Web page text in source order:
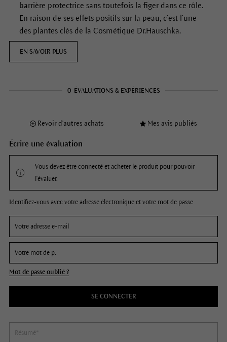
barrière protectrice sans toutefois la figer dans ce rôle.
En raison de ses effets positifs sur la peau, c’est l’une
des plantes clés de la Cosmétique Dr.Hauschka.
EN SAVOIR PLUS
0 ÉVALUATIONS & EXPÉRIENCES
Revoir d'autres achats Mes avis publiés
Écrire une évaluation
Vous devez être connecté et acheter le produit pour pouvoir
l'évaluer.
Identifiez-vous avec votre adresse électronique et votre mot de passe
Mot de passe oublié ?
SE CONNECTER